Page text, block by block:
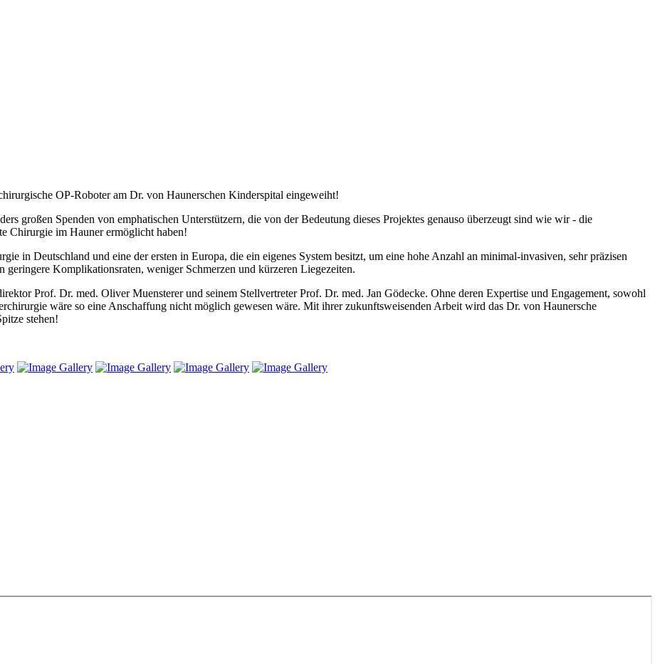
OP-Roboter am Dr. von Haunerschen Kinderspital eingeweiht!
großen Spenden von emphatischen Unterstützern, die von der Bedeutung dieses Projektes genauso überzeugt sind wie wir - die
Chirurgie im Hauner ermöglicht haben!
in Deutschland und eine der ersten in Europa, die ein eigenes System besitzt, um eine hohe Anzahl an minimal-invasiven, sehr präzisen
Komplikationsraten, weniger Schmerzen und kürzeren Liegezeiten.
Prof. Dr. med. Oliver Muensterer und seinem Stellvertreter Prof. Dr. med. Jan Gödecke. Ohne deren Expertise und Engagement, sowohl
wäre so eine Anschaffung nicht möglich gewesen wäre. Mit ihrer zukunftsweisenden Arbeit wird das Dr. von Haunersche
stehen!